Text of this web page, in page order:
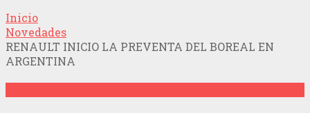
Inicio
Novedades
RENAULT INICIO LA PREVENTA DEL BOREAL EN
ARGENTINA